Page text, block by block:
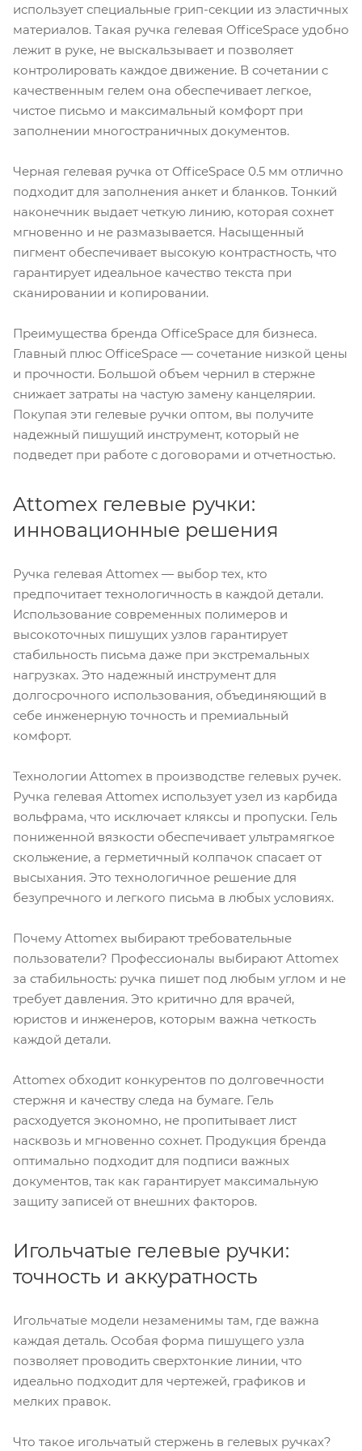
использует специальные грип-секции из эластичных
материалов. Такая ручка гелевая OfficeSpace удобно
лежит в руке, не выскальзывает и позволяет
контролировать каждое движение. В сочетании с
качественным гелем она обеспечивает легкое,
чистое письмо и максимальный комфорт при
заполнении многостраничных документов.
Черная гелевая ручка от OfficeSpace 0.5 мм отлично
подходит для заполнения анкет и бланков. Тонкий
наконечник выдает четкую линию, которая сохнет
мгновенно и не размазывается. Насыщенный
пигмент обеспечивает высокую контрастность, что
гарантирует идеальное качество текста при
сканировании и копировании.
Преимущества бренда OfficeSpace для бизнеса.
Главный плюс OfficeSpace — сочетание низкой цены
и прочности. Большой объем чернил в стержне
снижает затраты на частую замену канцелярии.
Покупая эти гелевые ручки оптом, вы получите
надежный пишущий инструмент, который не
подведет при работе с договорами и отчетностью.
Attomex гелевые ручки:
инновационные решения
Ручка гелевая Attomex — выбор тех, кто
предпочитает технологичность в каждой детали.
Использование современных полимеров и
высокоточных пишущих узлов гарантирует
стабильность письма даже при экстремальных
нагрузках. Это надежный инструмент для
долгосрочного использования, объединяющий в
себе инженерную точность и премиальный
комфорт.
Технологии Attomex в производстве гелевых ручек.
Ручка гелевая Attomex использует узел из карбида
вольфрама, что исключает кляксы и пропуски. Гель
пониженной вязкости обеспечивает ультрамягкое
скольжение, а герметичный колпачок спасает от
высыхания. Это технологичное решение для
безупречного и легкого письма в любых условиях.
Почему Attomex выбирают требовательные
пользователи? Профессионалы выбирают Attomex
за стабильность: ручка пишет под любым углом и не
требует давления. Это критично для врачей,
юристов и инженеров, которым важна четкость
каждой детали.
Attomex обходит конкурентов по долговечности
стержня и качеству следа на бумаге. Гель
расходуется экономно, не пропитывает лист
насквозь и мгновенно сохнет. Продукция бренда
оптимально подходит для подписи важных
документов, так как гарантирует максимальную
защиту записей от внешних факторов.
Игольчатые гелевые ручки:
точность и аккуратность
Игольчатые модели незаменимы там, где важна
каждая деталь. Особая форма пишущего узла
позволяет проводить сверхтонкие линии, что
идеально подходит для чертежей, графиков и
мелких правок.
Что такое игольчатый стержень в гелевых ручках?